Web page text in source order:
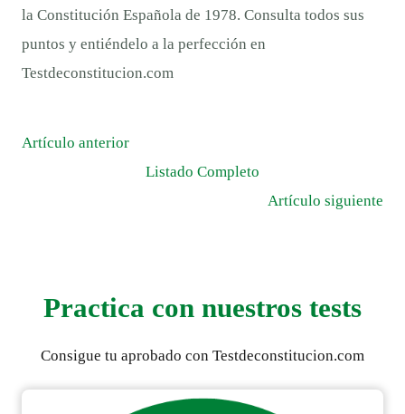
la Constitución Española de 1978. Consulta todos sus
puntos y entiéndelo a la perfección en
Testdeconstitucion.com
Artículo anterior
Listado Completo
Artículo siguiente
Practica con nuestros tests
Consigue tu aprobado con Testdeconstitucion.com